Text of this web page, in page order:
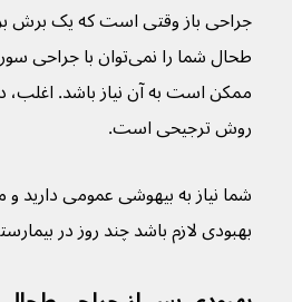
طحال شما را نمی‌توان با
ممکن است به آن نیاز باشد. اغلب،
روش ترجیحی است.
شما نیاز به بیهوشی عمومی
بهبودی لازم باشد چند روز در